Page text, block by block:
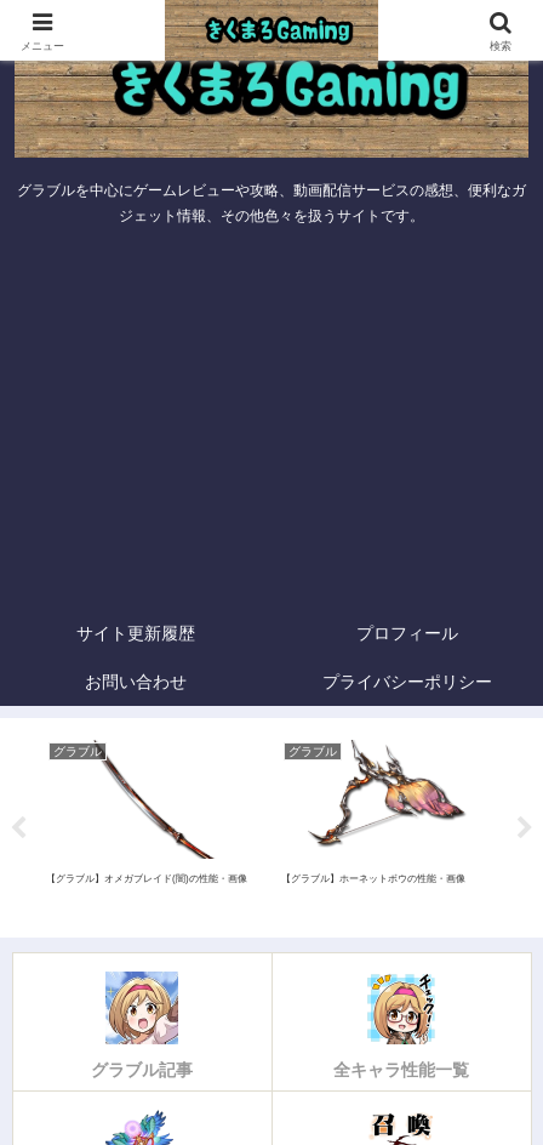
グラブルを中心にゲームレビューや攻略、動画配信サービスの感想、便利なガ
ジェット情報、その他色々を扱うサイトです。
サイト更新履歴 プロフィール
お問い合わせ プライバシーポリシー
グラブル
【グラブル】オメガブレイド(闇)の性能・画像
グラブル
【グラブル】ホーネットボウの性能・画像
グラブル記事 全キャラ性能一覧
メニュー 検索